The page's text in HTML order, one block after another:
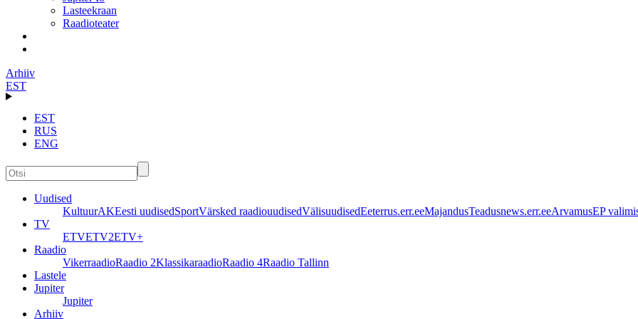
Lasteekraan
Raadioteater
Arhiiv
EST
EST
RUS
ENG
Uudised
KultuurAKEesti uudisedSportVärsked raadiouudisedVälisuudisedEeterrus.err.eeMajandusTeadusnews.err.eeArvamusEP
TV
ETVETV2ETV+
Raadio
VikerraadioRaadio 2KlassikaraadioRaadio 4Raadio Tallinn
Lastele
Jupiter
Jupiter
Arhiiv